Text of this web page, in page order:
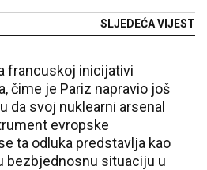
SLJEDEĆA VIJEST
francuskoj inicijativi
čime je Pariz napravio još
da svoj nuklearni arsenal
evropske
ta odluka predstavlja kao
bezbjednosnu situaciju u